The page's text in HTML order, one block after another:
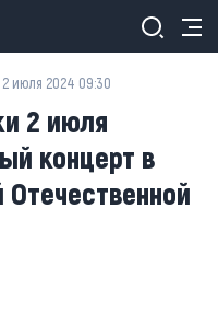
2 июля 2024 09:30
2 июля
концерт в
Отечественной